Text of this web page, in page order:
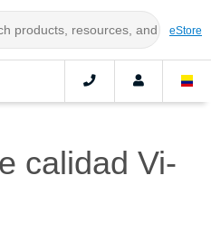
eStore
calidad Vi-